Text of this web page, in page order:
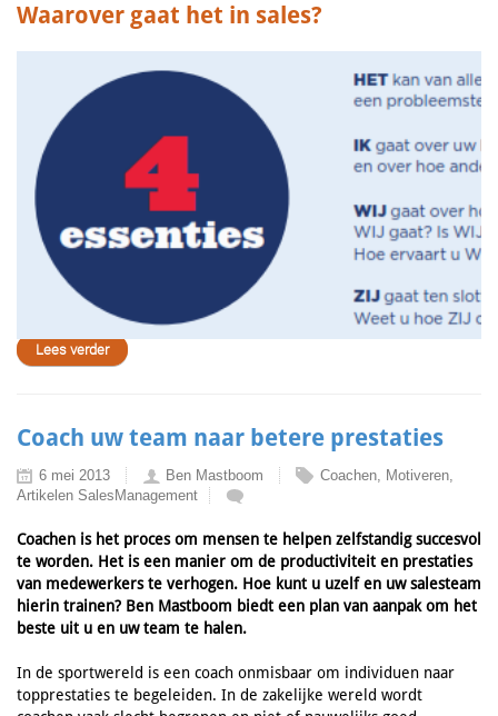
Waarover gaat het in sales?
Lees verder
Coach uw team naar betere prestaties
6 mei 2013 Ben Mastboom
Coachen, Motiveren,
Artikelen SalesManagement
Coachen is het proces om mensen te helpen zelfstandig succesvol
te worden. Het is een manier om de productiviteit en prestaties
van medewerkers te verhogen. Hoe kunt u uzelf en uw salesteam
hierin trainen? Ben Mastboom biedt een plan van aanpak om het
beste uit u en uw team te halen.
In de sportwereld is een coach onmisbaar om individuen naar
topprestaties te begeleiden. In de zakelijke wereld wordt